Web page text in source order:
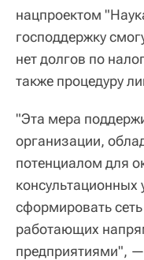
нацпроектом
господдержку
нет долгов по
также процедуру
"Эта мера
организации,
потенциалом для
консультационных
сформировать
работающих
предприятиями",